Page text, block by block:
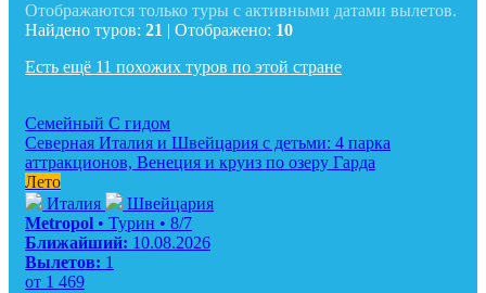
Отображаются только туры с активными датами вылетов.
Найдено туров: 21 | Отображено: 10
Есть ещё 11 похожих туров по этой стране
Семейный С гидом
Северная Италия и Швейцария с детьми: 4 парка
аттракционов, Венеция и круиз по озеру Гарда
Лето
Италия
Швейцария
Metropol • Турин • 8/7
Ближайший: 10.08.2026
Вылетов: 1
от 1 469